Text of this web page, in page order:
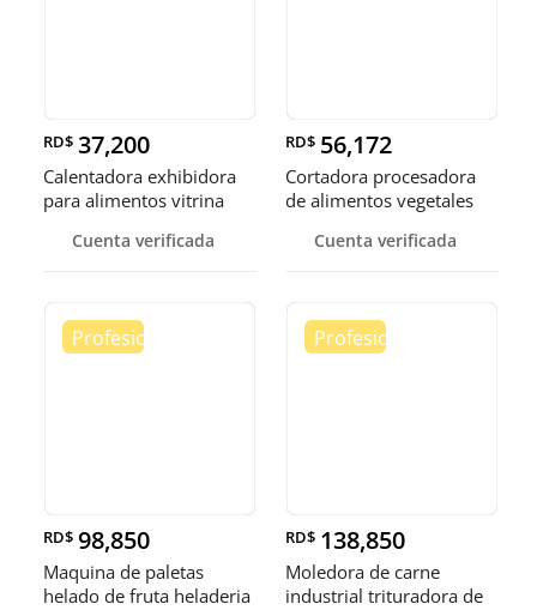
RD$ 37,200
Calentadora exhibidora
para alimentos vitrina
Cuenta verificada
RD$ 56,172
Cortadora procesadora
de alimentos vegetales
Cuenta verificada
RD$ 98,850
Maquina de paletas
helado de fruta heladeria
RD$ 138,850
Moledora de carne
industrial trituradora de